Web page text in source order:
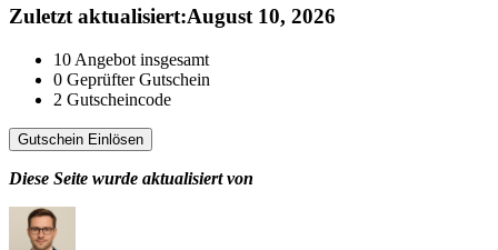
Zuletzt aktualisiert:August 10, 2026
10 Angebot insgesamt
0 Geprüfter Gutschein
2 Gutscheincode
Gutschein Einlösen
Diese Seite wurde aktualisiert von